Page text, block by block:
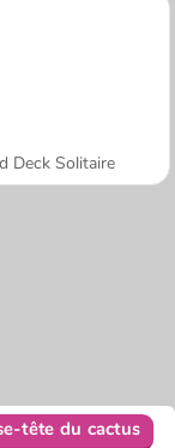
Deck Solitaire
tête du cactus